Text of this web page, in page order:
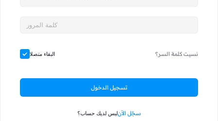
البقاء متصلا نسيت كلمة السر؟
تسجيل الدخول
ليس لديك حساب؟سجّل الآن